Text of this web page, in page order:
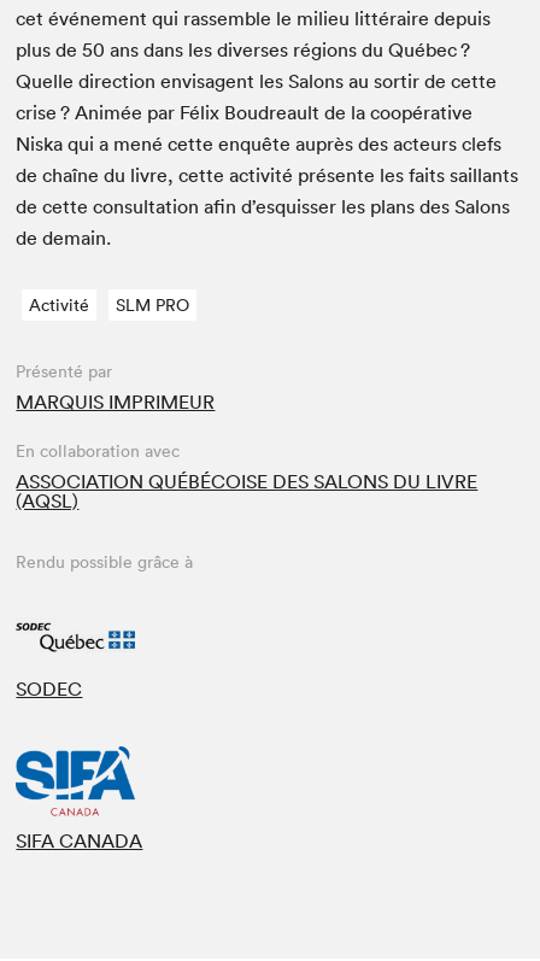
cet événe­ment qui rassem­ble le milieu lit­téraire depuis
plus de50 ans dans les divers­es régions du Québec ?
Quelle direc­tion envis­agent les Salons au sor­tir de cette
crise ? Ani­mée par Félix Boudreault de la coopéra­tive
Niska qui a mené cette enquête auprès des acteurs clefs
de chaîne du livre, cette activ­ité présente les faits sail­lants
de cette con­sul­ta­tion afin d’esquisser les plans des Salons
de demain.
Activité SLM PRO
Présenté par
MARQUIS IMPRIMEUR
En collaboration avec
ASSOCIATION QUÉBÉCOISE DES SALONS DU LIVRE
(AQSL)
Rendu possible grâce à
SODEC
SIFA CANADA